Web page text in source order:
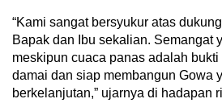
“Kami sangat bersyukur atas
Bapak dan Ibu sekalian. Semangat
meskipun cuaca panas adalah
damai dan siap membangun Gowa
berkelanjutan,” ujarnya di hadapan